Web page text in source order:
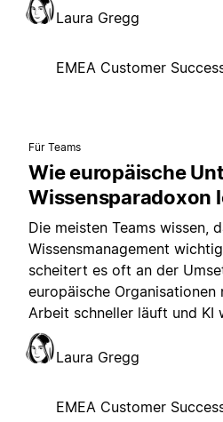
Laura Gregg
EMEA Customer
Für Teams
Wie europäische
Wissensparadoxon
Die meisten Teams wissen,
Wissensmanagement
scheitert es oft an der
europäische Organisationen
Arbeit schneller läuft und KI
Laura Gregg
EMEA Customer